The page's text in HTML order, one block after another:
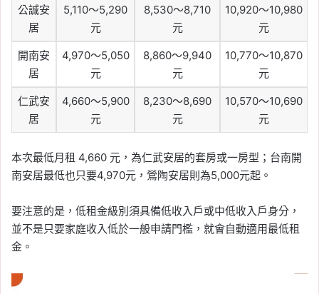
公誠安
居
5,110～5,290
元
8,530～8,710
元
10,920～10,980
元
開南安
居
4,970～5,050
元
8,860～9,940
元
10,770～10,870
元
仁武安
居
4,660～5,900
元
8,230～8,690
元
10,570～10,690
元
本次最低月租 4,660 元，為仁武安居的套房或一房型；台南開
南安居最低也只要4,970元，鶯陶安居則為5,000元起。
要注意的是，低租金級別須具備低收入戶或中低收入戶身分，
並不是只要家庭收入低於一般申請門檻，就會自動適用最低租
金。